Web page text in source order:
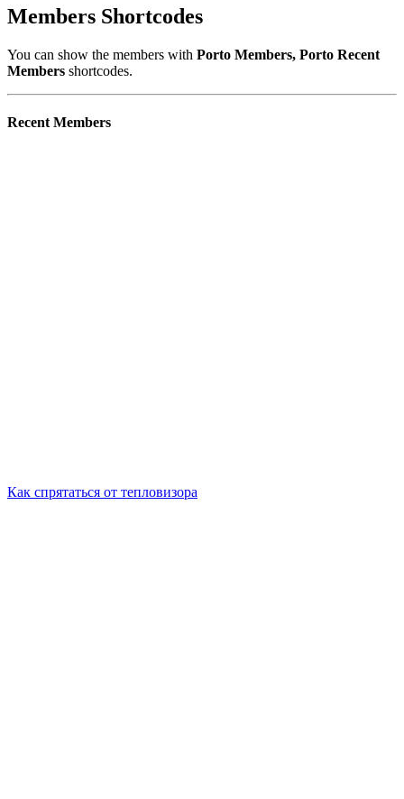
Members Shortcodes
You can show the members with Porto Members, Porto Recent
Members shortcodes.
Recent Members
Как спрятаться от тепловизора